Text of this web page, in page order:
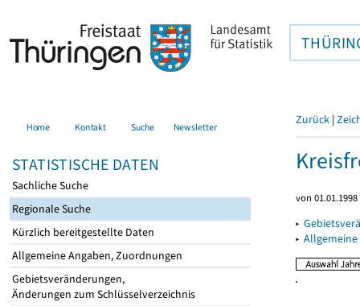
Home Kontakt Suche Newsletter
STATISTISCHE DATEN
Sachliche Suche
Regionale Suche
Kürzlich bereitgestellte Daten
Allgemeine Angaben, Zuordnungen
Gebietsveränderungen,
Änderungen zum Schlüsselverzeichnis
Zurück |
von
▸
▸